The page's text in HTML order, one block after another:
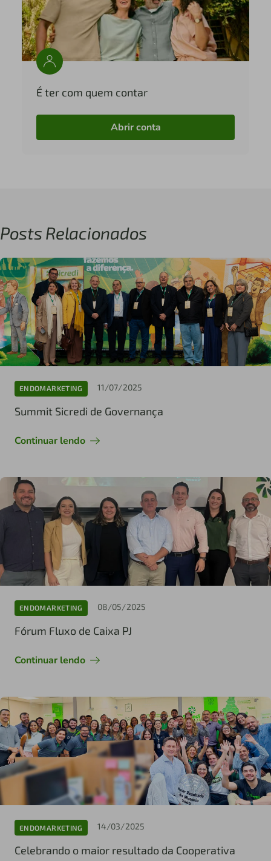
É ter com quem contar
Abrir conta
Posts Relacionados
ENDOMARKETING 11/07/2025
Summit Sicredi de Governança
Continuar lendo
ENDOMARKETING 08/05/2025
Fórum Fluxo de Caixa PJ
Continuar lendo
ENDOMARKETING 14/03/2025
Celebrando o maior resultado da Cooperativa